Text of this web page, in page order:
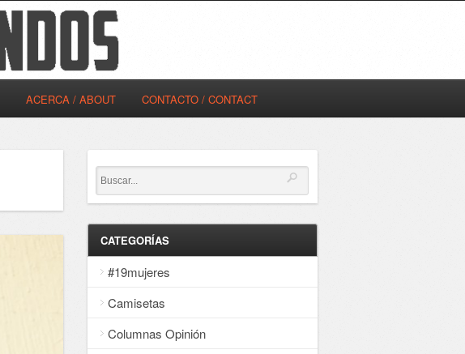
ACERCA / ABOUT CONTACTO / CONTACT
CATEGORÍAS
#19mujeres
Camisetas
Columnas Opinión